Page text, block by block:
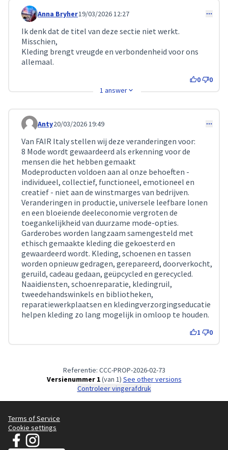
Comment 720
Anna Bryher19/03/2026 12:27
Ik denk dat de titel van deze sectie niet werkt.
Misschien,
Kleding brengt vreugde en verbondenheid voor ons
allemaal.
0
0
1 answer
Comment 731
Anty20/03/2026 19:49
Van FAIR Italy stellen wij deze veranderingen voor:
8 Mode wordt gewaardeerd als erkenning voor de
mensen die het hebben gemaakt
Modeproducten voldoen aan al onze behoeften -
individueel, collectief, functioneel, emotioneel en
creatief - niet aan de winstmarges van bedrijven.
Veranderingen in productie, universele leefbare lonen
en een bloeiende deeleconomie vergroten de
toegankelijkheid van duurzame mode-opties.
Garderobes worden langzaam samengesteld met
ethisch gemaakte kleding die gekoesterd en
gewaardeerd wordt. Kleding, schoenen en tassen
worden opnieuw gedragen, gerepareerd, doorverkocht,
geruild, cadeau gedaan, geüpcycled en gerecycled.
Naaidiensten, schoenreparatie, kledingruil,
tweedehandswinkels en bibliotheken,
reparatiewerkplaatsen en kledingverzorgingseducatie
helpen kleding zo lang mogelijk in omloop te houden.
1 0
Referentie: CCC-PROP-2026-02-73
Versienummer 1(van 1)
see other versions
Controleer vingerafdruk
Terms of Service
Cookie settings
JT Manifesto - Schone Kleren Campagne op Facebook
JT Manifesto - Schone Kleren Campagne op Instagram